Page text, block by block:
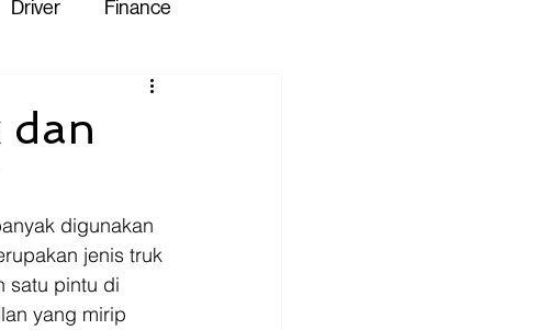
Driver Finance
dan
digunakan
jenis truk
satu pintu di
yang mirip